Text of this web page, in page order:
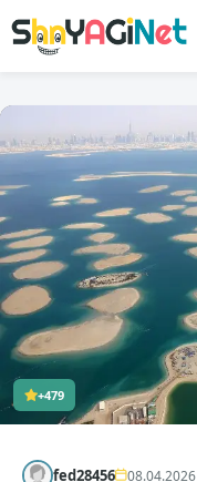
+479
fed28456 08.04.2026